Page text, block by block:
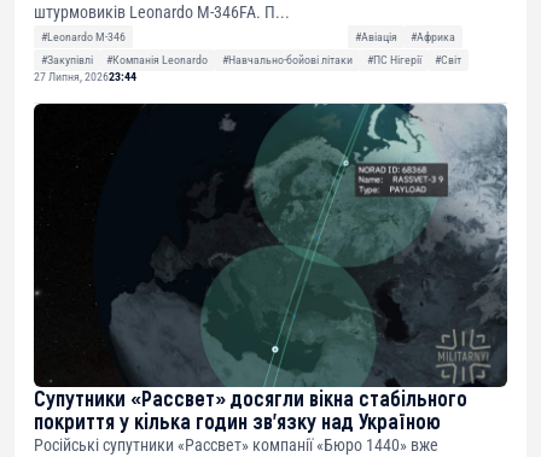
штурмовиків Leonardo M-346FA. П...
#Leonardo M-346 #Авіація
#Африка
#Закупівлі
#Компанія Leonardo #Навчально-бойові літаки #ПС Нігерії
#Світ
27 Липня, 202623:44
Супутники «Рассвет» досягли вікна стабільного
покриття у кілька годин зв’язку над Україною
Російські супутники «Рассвет» компанії «Бюро 1440» вже